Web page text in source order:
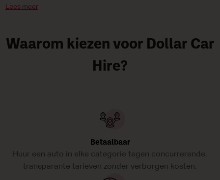
zelfs milieuvriendelijke elektrische auto;s en wagens op fossiele
Lees meer
Waarom kiezen voor Dollar Car
Hire?
Betaalbaar
Huur een auto in elke categorie tegen concurrerende,
transparante tarieven zonder verborgen kosten.